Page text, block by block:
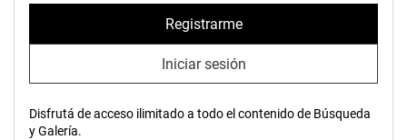
Registrarme
Iniciar sesión
Disfrutá de acceso ilimitado a todo el contenido de Búsqueda
y Galería.